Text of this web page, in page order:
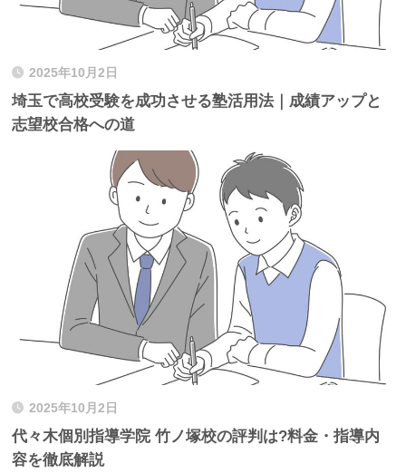
2025年10月2日
埼玉で高校受験を成功させる塾活用法｜成績アップと
志望校合格への道
2025年10月2日
代々木個別指導学院 竹ノ塚校の評判は?料金・指導内
容を徹底解説